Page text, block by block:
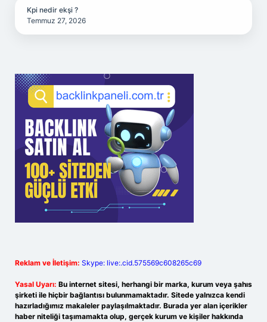
Kpi nedir ekşi ?
Temmuz 27, 2026
Reklam ve İletişim: Skype: live:.cid.575569c608265c69
Yasal Uyarı: Bu internet sitesi, herhangi bir marka, kurum veya şahıs
şirketi ile hiçbir bağlantısı bulunmamaktadır. Sitede yalnızca kendi
hazırladığımız makaleler paylaşılmaktadır. Burada yer alan içerikler
haber niteliği taşımamakta olup, gerçek kurum ve kişiler hakkında